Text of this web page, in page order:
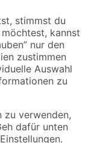
Angebote sind unter
beziehen